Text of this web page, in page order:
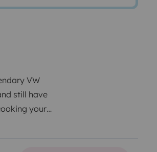
VW
still have
your
that